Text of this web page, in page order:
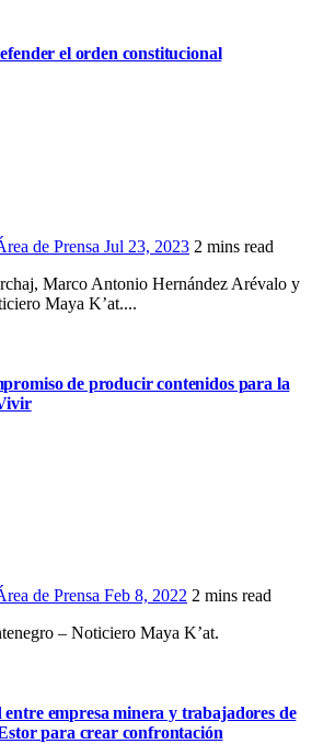
el orden constitucional
de Prensa Jul 23, 2023 2 mins read
Maya K’at....
de producir contenidos para la
de Prensa Feb 8, 2022 2 mins read
– Noticiero Maya K’at.
empresa minera y trabajadores de
para crear confrontación